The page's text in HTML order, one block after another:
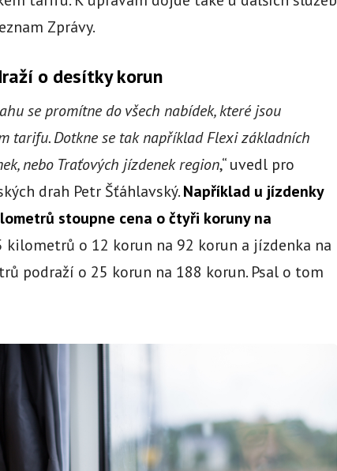
Zprávy.
o desítky korun
se promítne do všech nabídek, které jsou
tarifu. Dotkne se tak například Flexi základních
nebo Traťových jízdenek region,“ uvedl pro
drah Petr Šťáhlavský.Například u jízdenky
stoupne cena o čtyři koruny na
kilometrů o 12 korun na 92 korun a jízdenka na
podraží o 25 korun na 188 korun. Psal o tom